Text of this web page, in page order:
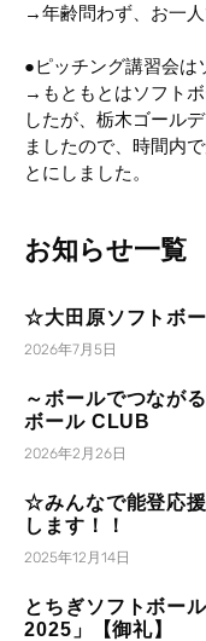
→年齢問わず、お一人
●ピッチング講習会は
→もともとはソフト
したが、栃木ゴール
ましたので、時間内
とにしました。
お知らせ一覧
☆大田原ソフトボ
2026年7月5日
～ボールでつなが
ボール CLUB
2026年2月26日
☆みんなで能登応
します！！
2025年12月14日
とちぎソフトボー
2025」【御礼】